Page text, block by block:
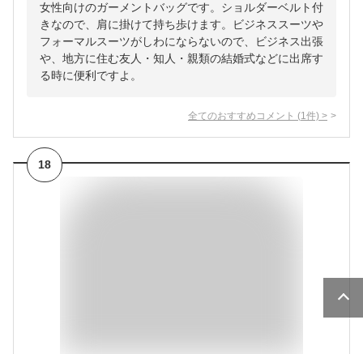
女性向けのガーメントバッグです。ショルダーベルト付
きなので、肩に掛けて持ち歩けます。ビジネススーツや
フォーマルスーツがしわにならないので、ビジネス出張
や、地方に住む友人・知人・親類の結婚式などに出席す
る時に便利ですよ。
全てのおすすめコメント (1 件) >
18